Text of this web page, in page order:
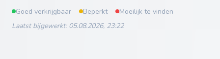
Goed verkrijgbaar
Beperkt
Moeilijk te vinden
Laatst bijgewerkt: 05.08.2026, 23:22